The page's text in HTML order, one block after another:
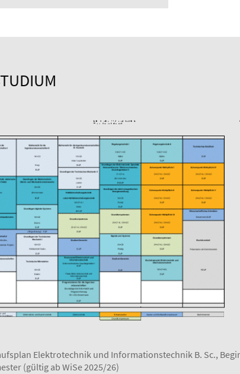
Elektrotechnik und Informationstechnik B. Sc.,
(gültig ab WiSe 2025/26)